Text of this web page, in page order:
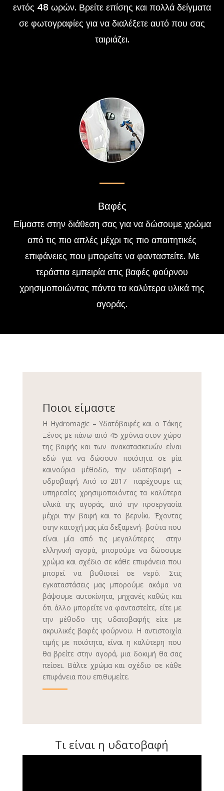
εντός 48 ωρών. Βρείτε επίσης και πολλά δείγματα
σε φωτογραφίες για να διαλέξετε αυτό που σας
ταιριάζει.
Βαφές
Είμαστε στην διάθεση σας για να δώσουμε χρώμα
από τις πιο απλές μέχρι τις πιο απαιτητικές
επιφάνειες που μπορείτε να φανταστείτε. Με
τεράστια εμπειρία στις βαφές φούρνου
χρησιμοποιώντας πάντα τα καλύτερα υλικά της
αγοράς.
Ποιοι είμαστε
Η Hydromagic – Υδατόβαφές και ο Τάκης
Ξένος με πάνω από 45 χρόνια στον χώρο
της βαφής και των ανακατασκευών είναι
εδώ για να δώσουν ποιότητα σε μία
καινούρια μέθοδο, την υδατοβαφή –
υδροβαφή. Από το 2017 παρέχουμε τις
υπηρεσίες χρησιμοποιόντας τα καλύτερα
υλικά της αγοράς, από την προεργασία
μέχρι την βαφή και το βερνίκι. Έχοντας
στην κατοχή μας μία δεξαμενή- βούτα που
είναι μία από τις μεγαλύτερες στην
ελληνική αγορά, μπορούμε να δώσουμε
χρώμα και σχέδιο σε κάθε επιφάνεια που
μπορεί να βυθιστεί σε νερό. Στις
εγκαταστάσεις μας μπορούμε ακόμα να
βάψουμε αυτοκίνητα, μηχανές καθώς και
ότι άλλο μπορείτε να φανταστείτε, είτε με
την μέθοδο της υδατοβαφής είτε με
ακρυλικές βαφές φούρνου. Η αντιστοιχία
τιμής με ποιότητα, είναι η καλύτερη που
θα βρείτε στην αγορά, μια δοκιμή θα σας
πείσει. Βάλτε χρώμα και σχέδιο σε κάθε
επιφάνεια που επιθυμείτε.
Τι είναι η υδατοβαφή